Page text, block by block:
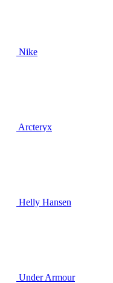
Nike
Arcteryx
Helly Hansen
Under Armour